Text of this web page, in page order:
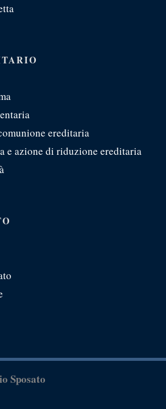
ereditaria
e azione di riduzione ereditaria
Sposato